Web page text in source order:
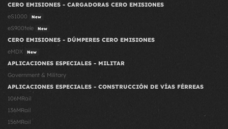
CERO EMISIONES - CARGADORAS CERO EMISIONES
eS1000
New
eS900tele New
CERO EMISIONES - DÚMPERES CERO EMISIONES
eMDX
New
APLICACIONES ESPECIALES - MILITAR
Government & Military
APLICACIONES ESPECIALES - CONSTRUCCIÓN DE VÍAS FÉRREAS
106MRail
136MRail
156MRail